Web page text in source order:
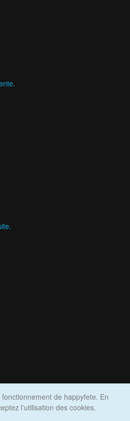
de happyfete. En
l'utilisation des cookies.